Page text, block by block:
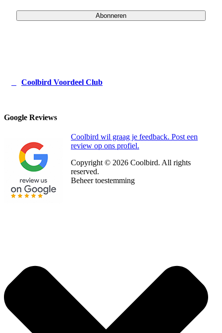
Abonneren
Coolbird Voordeel Club
Google Reviews
Coolbird wil graag je feedback. Post een
review op ons profiel.
Copyright © 2026 Coolbird. All rights
reserved.
Beheer toestemming